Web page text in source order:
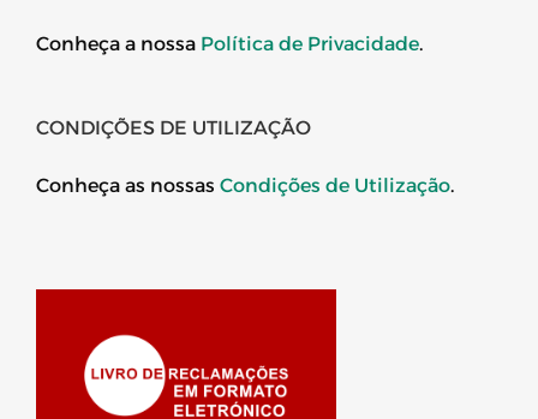
Conheça a nossa Política de Privacidade.
CONDIÇÕES DE UTILIZAÇÃO
Conheça as nossas Condições de Utilização.